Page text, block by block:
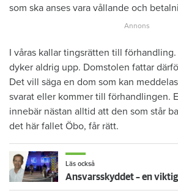
som ska anses vara vållande och
I våras kallar tingsrätten till
dyker aldrig upp. Domstolen fattar
Det vill säga en dom som kan
svarat eller kommer till förhandlingen.
innebär nästan alltid att den som står
det här fallet Öbo, får rätt.
Läs också